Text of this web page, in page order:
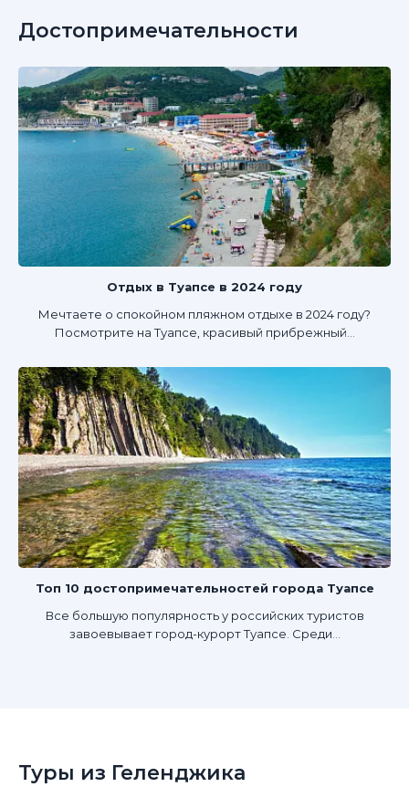
Достопримечательности
Отдых в Туапсе в 2024 году
Мечтаете о спокойном пляжном отдыхе в 2024 году?
Посмотрите на Туапсе, красивый прибрежный...
Топ 10 достопримечательностей города Туапсе
Все большую популярность у российских туристов
завоевывает город-курорт Туапсе. Среди...
Туры из Геленджика